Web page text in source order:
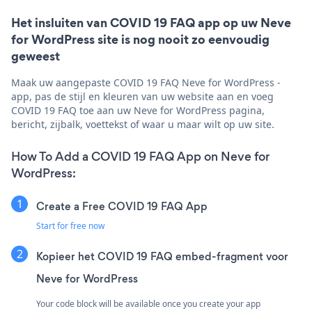
Het insluiten van COVID 19 FAQ app op uw Neve
for WordPress site is nog nooit zo eenvoudig
geweest
Maak uw aangepaste COVID 19 FAQ Neve for WordPress -
app, pas de stijl en kleuren van uw website aan en voeg
COVID 19 FAQ toe aan uw Neve for WordPress pagina,
bericht, zijbalk, voettekst of waar u maar wilt op uw site.
How To Add a COVID 19 FAQ App on Neve for
WordPress:
Create a Free COVID 19 FAQ App
Start for free now
Kopieer het COVID 19 FAQ embed-fragment voor
Neve for WordPress
Your code block will be available once you create your app